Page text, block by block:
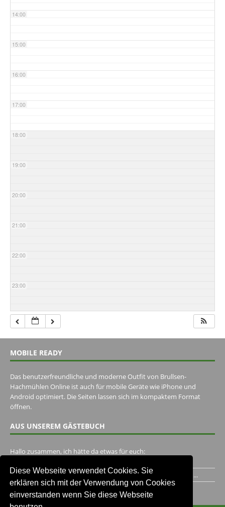
Diese Webseite verwendet Cookies. Sie
erklären sich mit der Verwendung von Cookies
einverstanden wenn Sie diese Webseite
14:00
15:00
16:00
17:00
18:00
19:00
20:00
21:00
22:00
23:00
MOBILE READY
Das benutzerfreundliche und moderne Outfit von Brullsen-
Hachmühlen Online ist auch für mobile Geräte wie iPhone und
Android optimiert. Die Seiten lassen sich im kompaktem Format
öffnen.
AUS UNSEREM GÄSTEBUCH
Hallo zusammen, ich hätte da etwas für euch:
Ich habe ein Jahr im Gasthaus Hugo Pape verbracht..Habe ihn...
Unser Gästebuch besuchen